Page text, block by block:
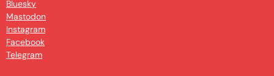
Bluesky
Mastodon
Instagram
Facebook
Telegram